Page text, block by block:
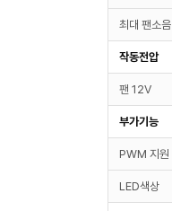
최대 팬소음
작동전압
팬 12V
부가기능
PWM 지원
LED색상